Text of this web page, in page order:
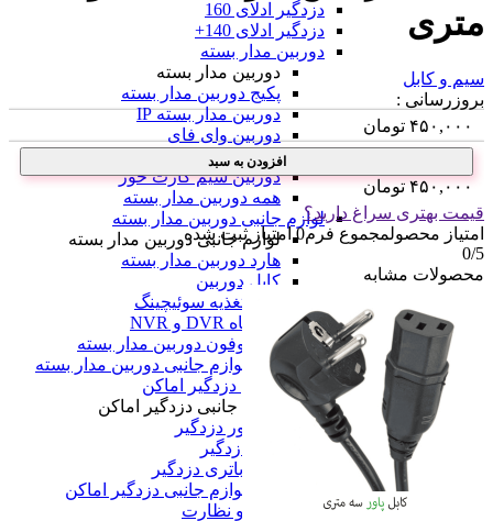
دزدگیر ادلای 160
دزدگیر ادلای 140+
دوربین مدار بسته
دوربین مدار بسته
پکیج دوربین مدار بسته
دوربین مدار بسته IP
دوربین وای فای
دوربین مدار بسته کوچک
دوربین سیم کارت خور
همه دوربین مدار بسته
لوازم جانبی دوربین مدار بسته
لوازم جانبی دوربین مدار بسته
هارد دوربین مدار بسته
کابل دوربین
منبع تغذیه سوئیچینگ
دستگاه DVR و NVR
میکروفون دوربین مدار بسته
همه لوازم جانبی دوربین مدار بسته
لوازم جانبی دزدگیر اماکن
لوازم جانبی دزدگیر اماکن
سنسور دزدگیر
آژیر دزدگیر
انواع باتری دزدگیر
همه لوازم جانبی دزدگیر اماکن
همه امنیت و نظارت
متری
سیم و کابل
بروزرسانی :
۴۵۰,۰۰۰ تومان
افزودن به سبد
۴۵۰,۰۰۰ تومان
قیمت بهتری سراغ دارید؟
امتیاز محصولمجموع فرم0امتیاز ثبت شده
0/5
محصولات مشابه